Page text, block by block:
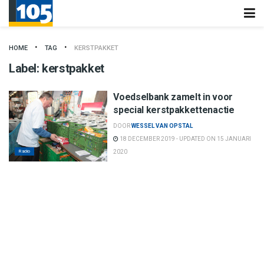
HOME TAG KERSTPAKKET
Label: kerstpakket
Radio
Voedselbank zamelt in voor
special kerstpakkettenactie
DOORWESSEL VAN OPSTAL
18 DECEMBER 2019 - UPDATED ON 15 JANUARI
2020